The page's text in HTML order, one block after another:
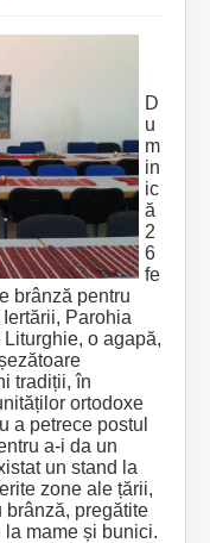
D
u
m
in
ic
ă
2
6
fe
brânză pentru
Parohia
o agapă,
tradiții, în
ortodoxe
a petrece postul
a-i da un
un stand la
zone ale țării,
brânză, pregătite
mame și bunici.